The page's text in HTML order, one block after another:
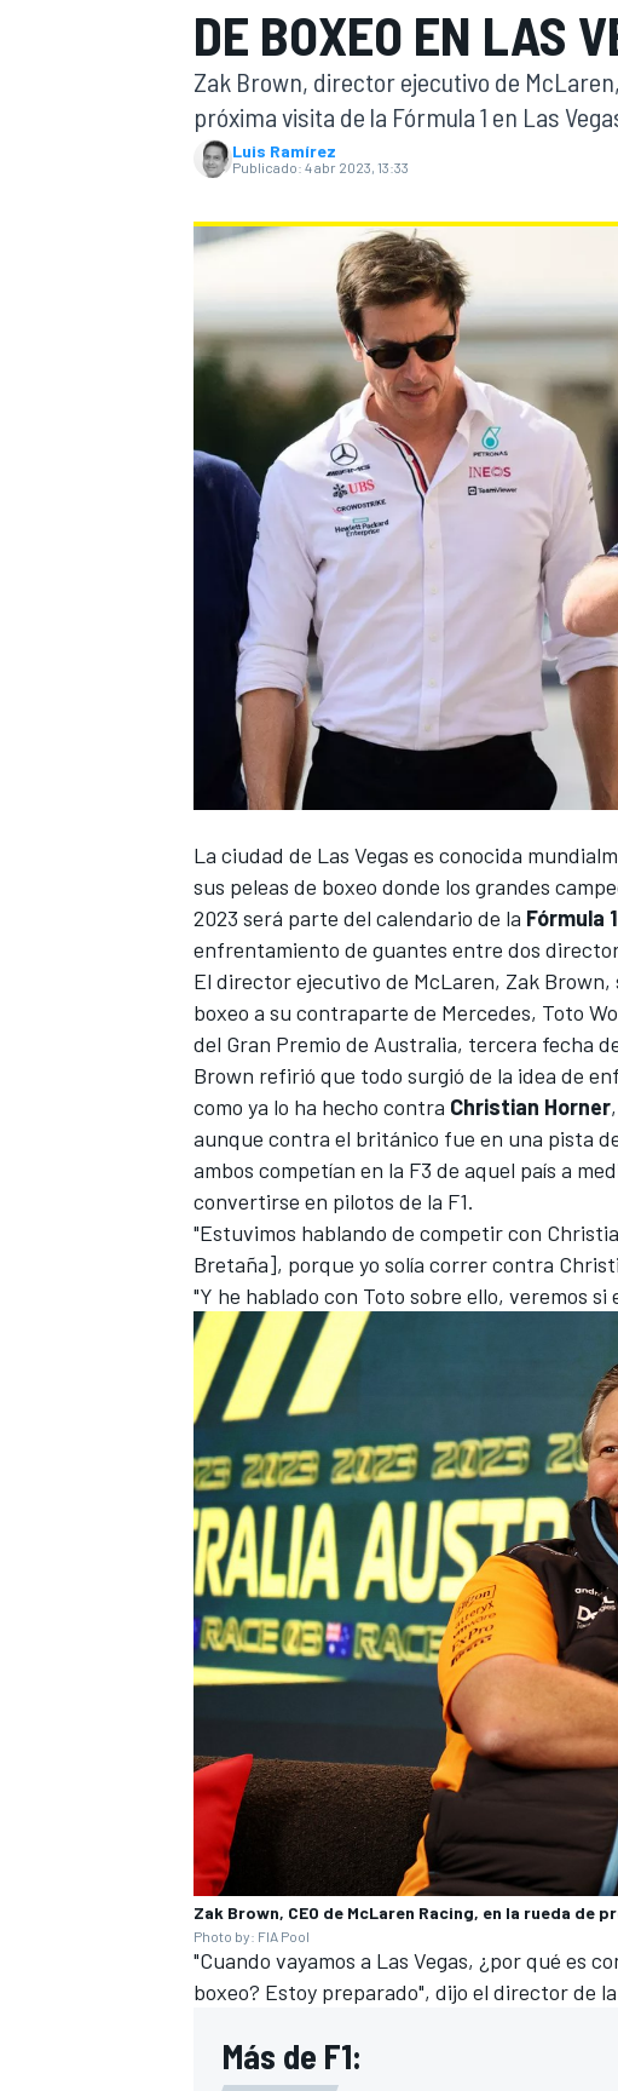
FÓRMULA E MOTO
NASCAR SPORTSCARRALLY
DE BOXEO EN LAS
Zak Brown, director ejecutivo de
próxima visita de la Fórmula 1 en Las
Luis Ramírez
Publicado: 4 abr 2023, 13:33
La ciudad de Las Vegas es conocida
sus peleas de boxeo donde los grandes
2023 será parte del calendario de la Fórmula 1
enfrentamiento de guantes entre dos
El director ejecutivo de McLaren, Zak Brown,
boxeo a su contraparte de Mercedes, Toto
del Gran Premio de Australia, tercera fecha
Brown refirió que todo surgió de la idea de
como ya lo ha hecho contra Christian Horner
aunque contra el británico fue en una pista
ambos competían en la F3 de aquel país a
convertirse en pilotos de la F1.
"Estuvimos hablando de competir con
Bretaña], porque yo solía correr contra
"Y he hablado con Toto sobre ello, veremos si
Zak Brown, CEO de McLaren Racing, en la rueda de
Photo by: FIA Pool
"Cuando vayamos a Las Vegas, ¿por qué es
boxeo? Estoy preparado", dijo el director de
Más de F1: